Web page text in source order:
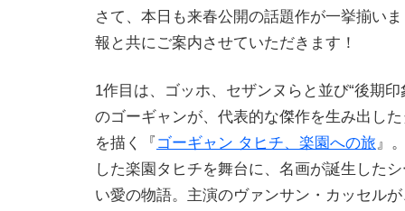
さて、本日も来春公開の話題作が一挙揃い
報と共にご案内させていただきます！
1作目は、ゴッホ、セザンヌらと並び“後期
のゴーギャンが、代表的な傑作を生み出し
を描く『 ゴーギャン タヒチ、楽園への旅』
した楽園タヒチを舞台に、名画が誕生した
い愛の物語。主演のヴァンサン・カッセル